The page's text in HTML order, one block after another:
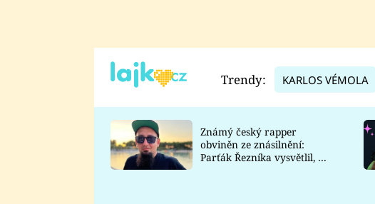
TADEÁŠ KUBĚNKA
DATEL
Trendy: KARLOS VÉMOLA
Známý český rapper
obviněn ze znásilnění:
Parťák Řezníka vysvětlil, co